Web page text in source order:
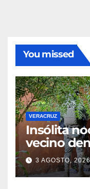
You missed
VERACRUZ
Insólita
vecino
cateo tras
captado
seguridad
3 AGOSTO, 2026